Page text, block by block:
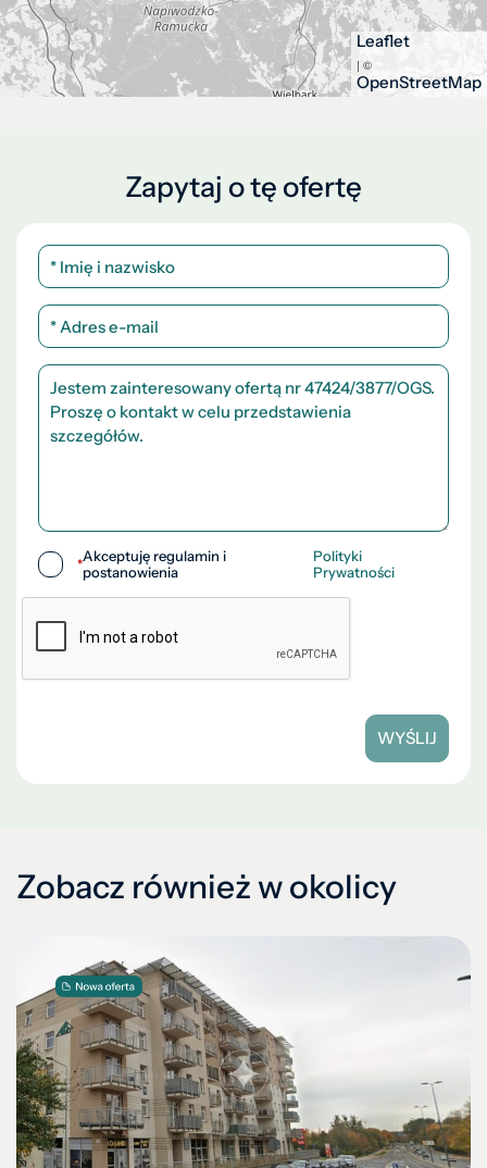
Leaflet
| ©
OpenStreetMap
Zapytaj o tę ofertę
*Akceptuję regulamin i
postanowienia
Polityki
Prywatności
WYŚLIJ
Zobacz również w okolicy